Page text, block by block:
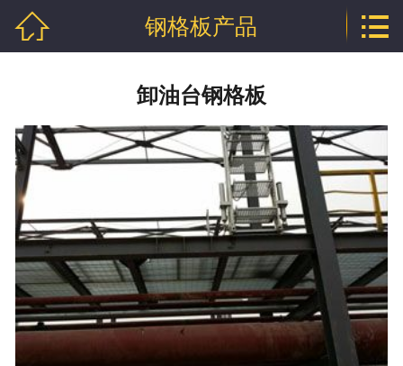
钢格栅板产品
钢格板产品
沟盖板产品
踏步板产品
球接栏杆产品
 钢格板产品 
卸油台钢格板